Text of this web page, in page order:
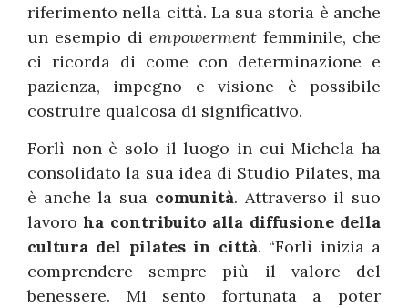
riferimento nella città. La sua storia è anche
un esempio di empowerment femminile, che
ci ricorda di come con determinazione e
pazienza, impegno e visione è possibile
costruire qualcosa di significativo.
Forlì non è solo il luogo in cui Michela ha
consolidato la sua idea di Studio Pilates, ma
è anche la sua comunità. Attraverso il suo
lavoroha contribuito alla diffusione della
cultura del pilates in città. “Forlì inizia a
comprendere sempre più il valore del
benessere. Mi sento fortunata a poter